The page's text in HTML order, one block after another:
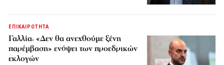
ΕΠΙΚΑΙΡΟΤΗΤΑ
Γαλλία: «Δεν θα ανεχθούμε ξένη
παρέμβαση» ενόψει των προεδρικών
εκλογών